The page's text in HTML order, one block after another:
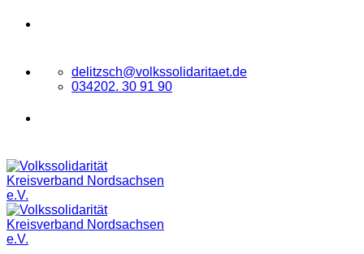
delitzsch@volkssolidaritaet.de
034202. 30 91 90